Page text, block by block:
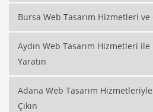
Bursa Web Tasarım Hizmetleri
Aydın Web Tasarım Hizmetleri
Yaratın
Adana Web Tasarım
Çıkın